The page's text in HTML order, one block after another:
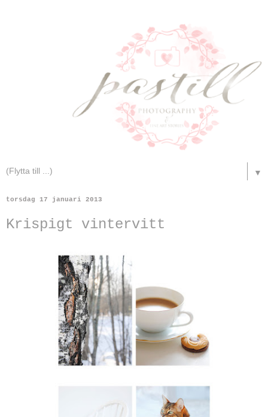
▼
torsdag 17 januari 2013
Krispigt vintervitt